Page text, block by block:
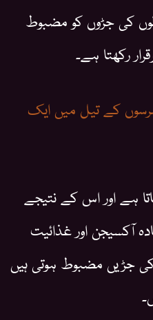
کی جڑوں کو مضبوط
رکھتا ہے۔
کے تیل میں ایک
ہے اور اس کے نتیجے
آکسیجن اور غذائیت
جڑیں مضبوط ہوتی ہیں